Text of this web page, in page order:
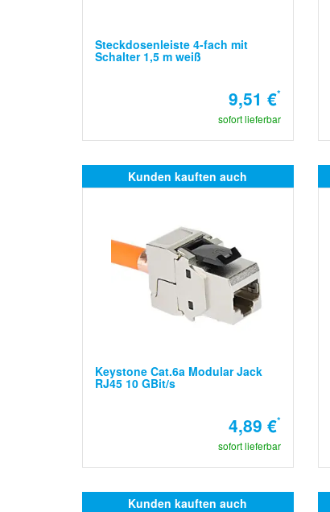
Steckdosenleiste 4-fach mit
Schalter 1,5 m weiß
9,51 €*
sofort lieferbar
Kunden kauften auch
Keystone Cat.6a Modular Jack
RJ45 10 GBit/s
4,89 €*
sofort lieferbar
Kunden kauften auch